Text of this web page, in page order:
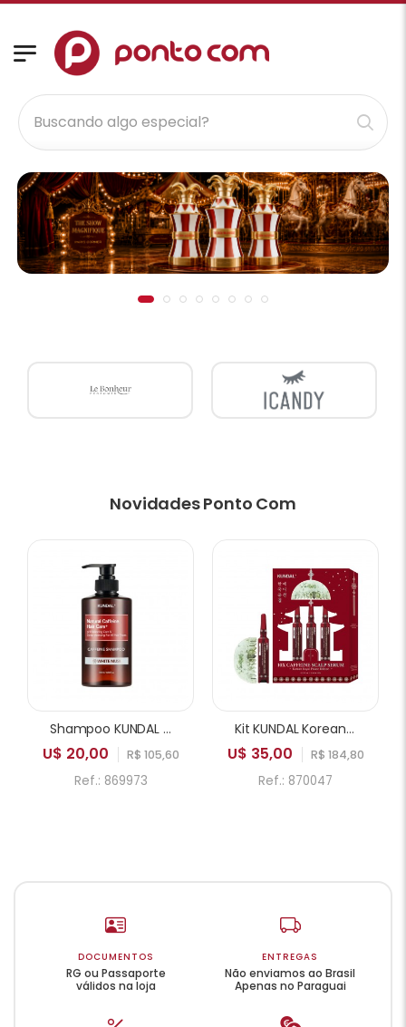
Novidades Ponto Com
Shampoo KUNDAL Natural Caffeine PH Balancing Care & Deep Cleansing White Musk 500ml
U$ 20,00 R$ 105,60
Ref.: 869973
Kit KUNDAL Korean Royal Palace Edition 10X Caffeine Scalp Serum 10ml x3 + Gua Sha Comb
U$ 35,00 R$ 184,80
Ref.: 870047
DOCUMENTOS
RG ou Passaporte
válidos na loja
ENTREGAS
Não enviamos ao Brasil
Apenas no Paraguai